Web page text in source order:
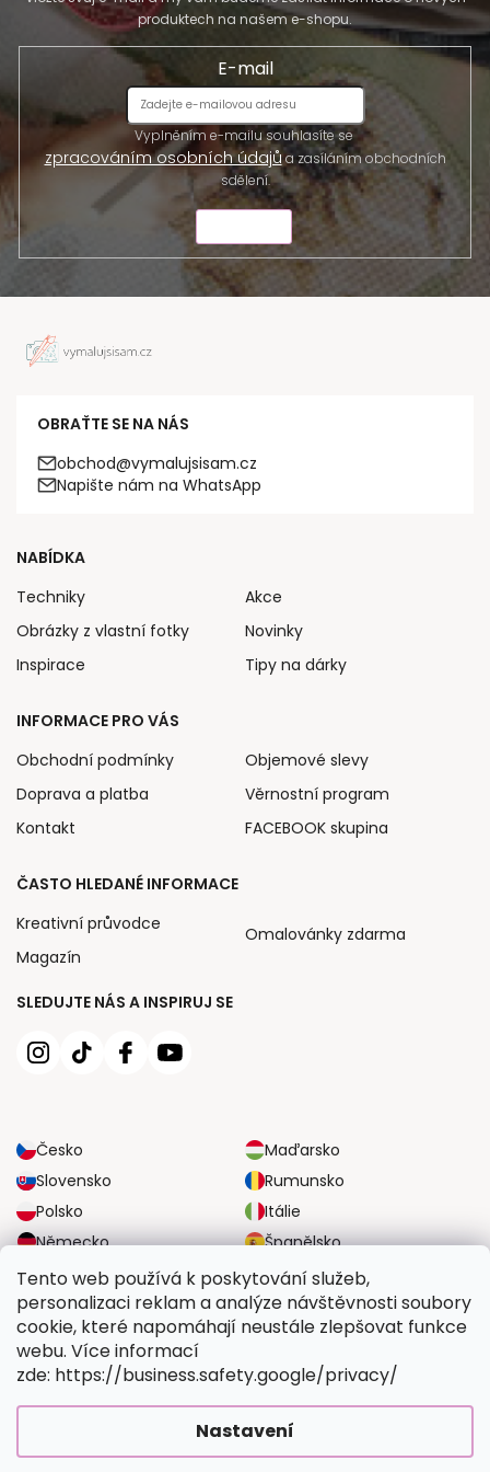
Tento web používá k poskytování služeb,
personalizaci reklam a analýze návštěvnosti soubory
cookie, které napomáhají neustále zlepšovat funkce
webu. Více informací
zde: https://business.safety.google/privacy/
Nastavení
produktech na našem e-shopu.
E-mail
Vyplněním e-mailu souhlasíte se
zpracováním osobních údajůa zasíláním obchodních
sdělení.
OBRAŤTE SE NA NÁS
obchod@vymalujsisam.cz
Napište nám na WhatsApp
SLEDUJTE NÁS A INSPIRUJ SE
Česko
Maďarsko
Slovensko
Rumunsko
Polsko
Itálie
Německo
Španělsko
Velká Británie
Rakousko
NABÍDKA
Techniky
Obrázky z vlastní fotky
Inspirace
Akce
Novinky
Tipy na dárky
INFORMACE PRO VÁS
Obchodní podmínky
Doprava a platba
Kontakt
Objemové slevy
Věrnostní program
FACEBOOK skupina
ČASTO HLEDANÉ INFORMACE
Kreativní průvodce
Magazín
Omalovánky zdarma
SPOLEHLIVÉ MOŽNOSTI DOPRAVY
BEZPEČNÉ MOŽNOSTI PLATBY